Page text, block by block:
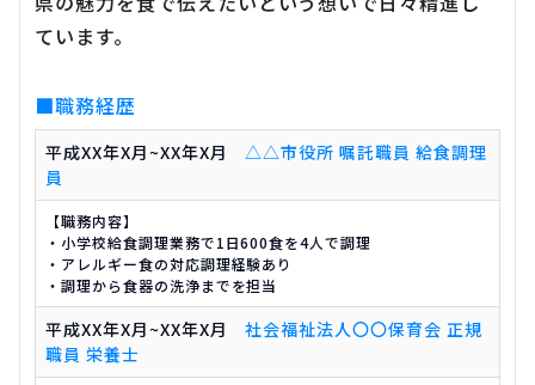
ています。
■職務経歴
平成XX年X月~XX年X月
△△市役所 嘱託職員 給食調理
員
【職務内容】
・小学校給食調理業務で1日600食を4人で調理
・アレルギー食の対応調理経験あり
・調理から食器の洗浄までを担当
平成XX年X月~XX年X月
社会福祉法人〇〇保育会 正規
職員 栄養士